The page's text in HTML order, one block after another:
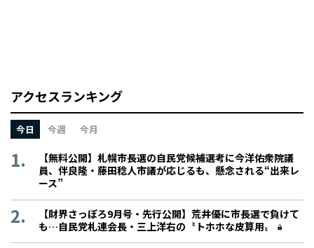
アクセスランキング
今日 今週 今月
【無料公開】札幌市長選の自民党候補選考に今洋佑衆院議
員、伴良隆・藤田稔人市議が応じるも、懸念される“出来レ
ース”
【財界さっぽろ9月号・先行公開】荒井優に市長選で負けて
も…自民党札連会長・三上洋右の〝トホホな皮算用〟